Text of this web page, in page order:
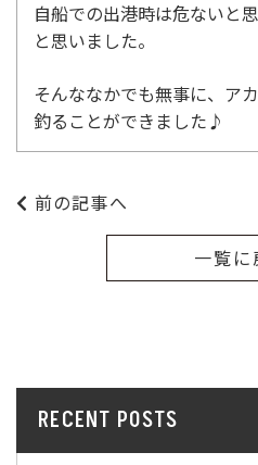
自船での出港時は危ないと
と思いました。
そんななかでも無事に、ア
釣ることができました♪
前の記事へ
一覧に
RECENT POSTS